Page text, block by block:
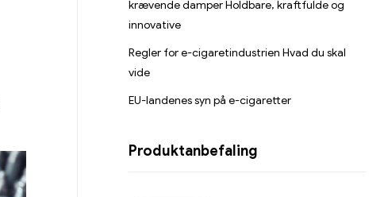
krævende damper Holdbare, kraftfulde og
innovative
Regler for e-cigaretindustrien Hvad du skal
vide
EU-landenes syn på e-cigaretter
Produktanbefaling